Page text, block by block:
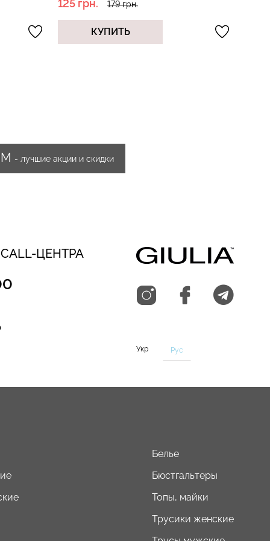
79 грн.
КУПИТЬ
- лучшие акции и скидки
ЦЕНТРА
Укр Рус
Белье
Бюстгальтеры
Топы, майки
Трусики женские